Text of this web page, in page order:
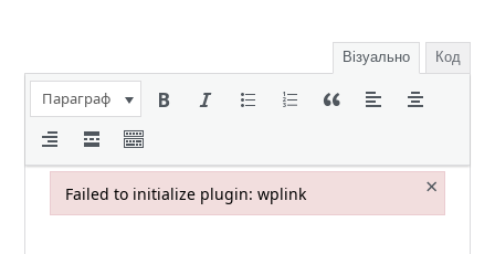
Візуально Код
Параграф
Failed to initialize plugin: wplink ×
Failed to initialize plugin: wplink